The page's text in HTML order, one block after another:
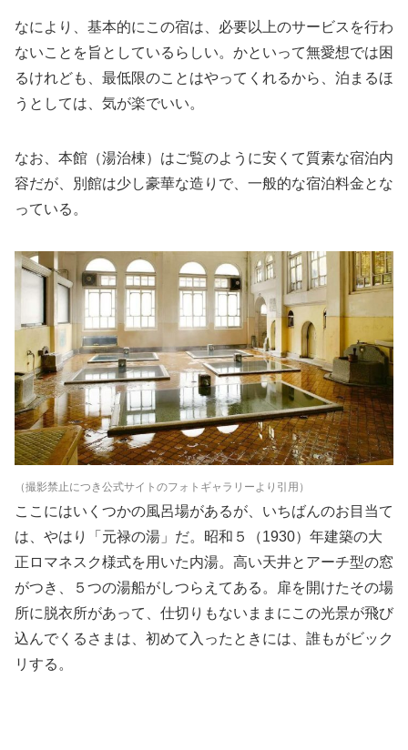
なにより、基本的にこの宿は、必要以上のサービスを行わ
ないことを旨としているらしい。かといって無愛想では困
るけれども、最低限のことはやってくれるから、泊まるほ
うとしては、気が楽でいい。
なお、本館（湯治棟）はご覧のように安くて質素な宿泊内
容だが、別館は少し豪華な造りで、一般的な宿泊料金とな
っている。
（撮影禁止につき公式サイトのフォトギャラリーより引用）
ここにはいくつかの風呂場があるが、いちばんのお目当て
は、やはり「元禄の湯」だ。昭和５（1930）年建築の大
正ロマネスク様式を用いた内湯。高い天井とアーチ型の窓
がつき、５つの湯船がしつらえてある。扉を開けたその場
所に脱衣所があって、仕切りもないままにこの光景が飛び
込んでくるさまは、初めて入ったときには、誰もがビック
リする。